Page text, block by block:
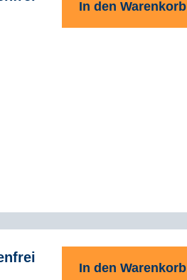
In den Warenkorb
In den Warenkorb